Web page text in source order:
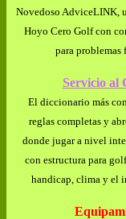
Novedoso AdviceLINK,
Hoyo Cero Golf con
para problemas
Servicio al
El diccionario más
reglas completas y
donde jugar a nivel
con estructura para
handicap, clima y el